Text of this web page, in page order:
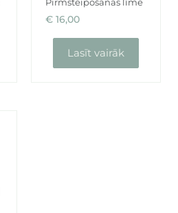
€ 16,00
Lasīt vairāk